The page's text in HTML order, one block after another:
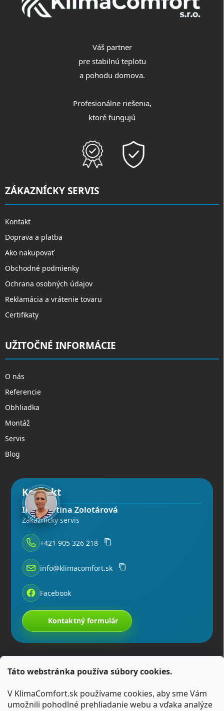
Táto webstránka používa súbory cookies.
V KlimaComfort.sk používame cookies, aby sme Vám
umožnili pohodlné prehliadanie webu a vďaka analýze
Váš partner
pre stabilnú teplotu
a pohodu domova.
Profesionálne riešenia,
ktoré fungujú
ZÁKAZNÍCKY SERVIS
Kontakt
Doprava a platba
Ako nakupovať
Obchodné podmienky
Ochrana osobných údajov
Reklamácia a vrátenie tovaru
Certifikaty
UŽITOČNÉ INFORMÁCIE
O nás
Referencie
Obhliadka
Montáž
Servis
Blog
Kontakt
Ing. Martina Zolotárová
Zákaznícky servis
+421 905 326 218
info@klimacomfort.sk
Facebook
Kontaktný formulár